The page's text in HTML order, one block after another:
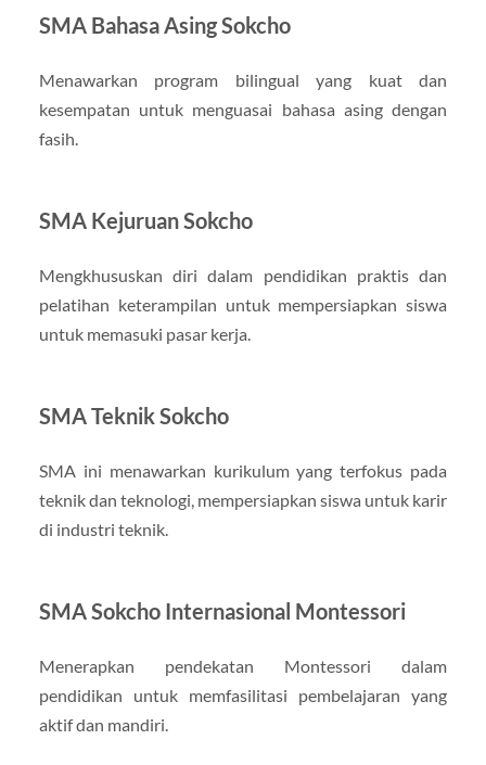
SMA Bahasa Asing Sokcho
Menawarkan program bilingual yang kuat dan
kesempatan untuk menguasai bahasa asing dengan
fasih.
SMA Kejuruan Sokcho
Mengkhususkan diri dalam pendidikan praktis dan
pelatihan keterampilan untuk mempersiapkan siswa
untuk memasuki pasar kerja.
SMA Teknik Sokcho
SMA ini menawarkan kurikulum yang terfokus pada
teknik dan teknologi, mempersiapkan siswa untuk karir
di industri teknik.
SMA Sokcho Internasional Montessori
Menerapkan pendekatan Montessori dalam
pendidikan untuk memfasilitasi pembelajaran yang
aktif dan mandiri.